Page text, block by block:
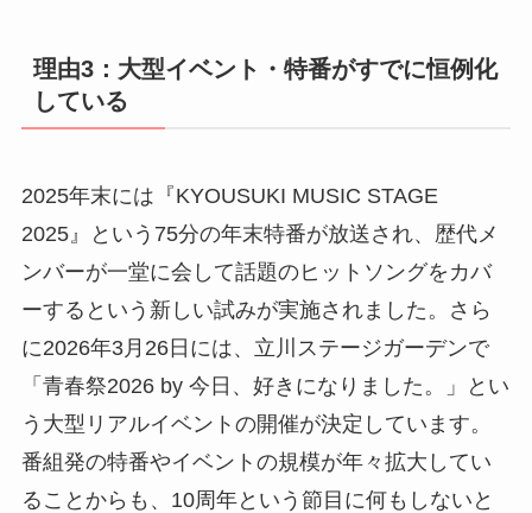
理由3：大型イベント・特番がすでに恒例化
している
2025年末には『KYOUSUKI MUSIC STAGE
2025』という75分の年末特番が放送され、歴代メ
ンバーが一堂に会して話題のヒットソングをカバ
ーするという新しい試みが実施されました。さら
に2026年3月26日には、立川ステージガーデンで
「青春祭2026 by 今日、好きになりました。」とい
う大型リアルイベントの開催が決定しています。
番組発の特番やイベントの規模が年々拡大してい
ることからも、10周年という節目に何もしないと